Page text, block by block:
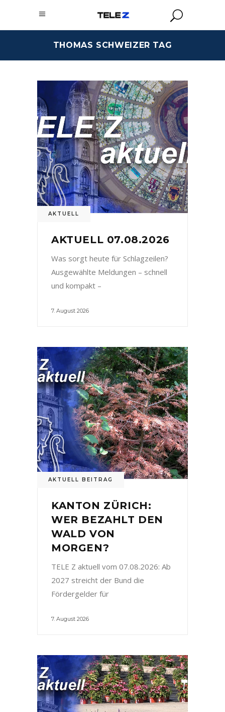
THOMAS SCHWEIZER TAG
AKTUELL
AKTUELL 07.08.2026
Was sorgt heute für Schlagzeilen?
Ausgewählte Meldungen – schnell
und kompakt –
7. August 2026
AKTUELL BEITRAG
KANTON ZÜRICH:
WER BEZAHLT DEN
WALD VON
MORGEN?
TELE Z aktuell vom 07.08.2026: Ab
2027 streicht der Bund die
Fördergelder für
7. August 2026